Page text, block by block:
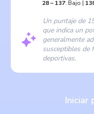
28– 137: Bajo |
Un puntaje de
que indica un
generalmente
susceptibles de
deportivas.
Iniciar